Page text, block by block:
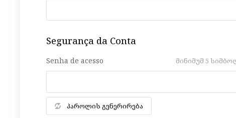
Segurança da Conta
Senha de acesso მინიმუმ 5
პაროლის გენერირება